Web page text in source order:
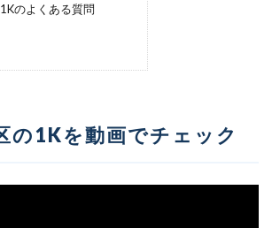
のよくある質問
の1Kを動画でチェック